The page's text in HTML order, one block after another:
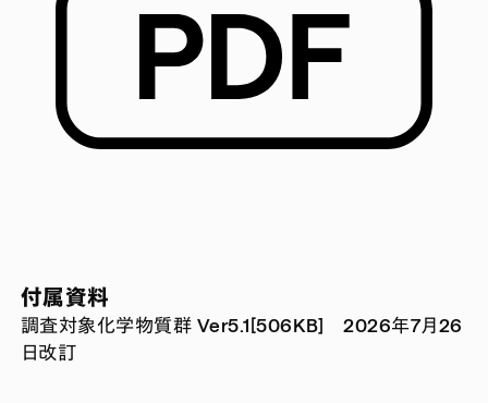
付属資料
調査対象化学物質群 Ver5.1[506KB] 2026年7月26
日改訂